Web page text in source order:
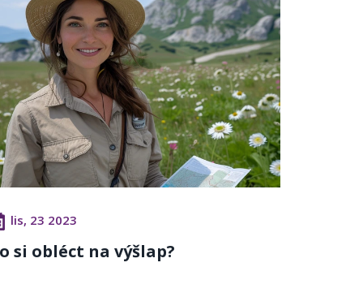
lis, 23 2023
si obléct na výšlap?